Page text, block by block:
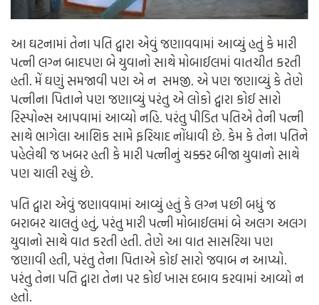
આ ઘટનામાં તેના પતિ દ્વારા એવું જણાવવામાં આવ્યું હતું કે મારી
પત્ની લગ્ન બાદપણ બે યુવાનો સાથે મોબાઈલમાં વાતચીત કરતી
હતી. મેં ઘણું સમજાવી પણ એ ન સમજી. એ પણ જણાવ્યું કે તેણે
પત્નીના પિતાને પણ જણાવ્યું પરંતુ એ લોકો દ્વારા કોઈ સારો
રિસ્પોન્સ આપવામાં આવ્યો નહિ. પરંતુ પીડિત પતિએ તેની પત્ની
સાથે ભાગેલા આશિક સામે ફરિયાદ નોંધાવી છે. કેમ કે તેના પતિને
પહેલેથી જ ખબર હતી કે મારી પત્નીનું ચક્કર બીજા યુવાનો સાથે
પણ ચાલી રહ્યું છે.
પતિ દ્વારા એવું જણાવવામાં આવ્યું હતું કે લગ્ન પછી બધું જ
બરાબર ચાલતું હતું, પરંતુ મારી પત્ની મોબાઈલમાં બે અલગ અલગ
યુવાનો સાથે વાત કરતી હતી. તેણે આ વાત સાસરિયા પણ
જણાવી હતી, પરંતુ તેના પિતાએ કોઈ સારો જવાબ ન આપ્યો.
પરંતુ તેના પતિ દ્વારા તેના પર કોઈ ખાસ દબાવ કરવામાં આવ્યો ન
હતો.